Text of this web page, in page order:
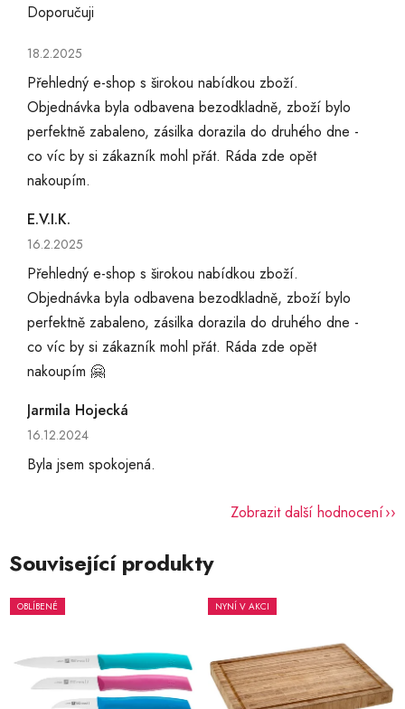
Doporučuji
Hodnocení obchodu je 5 z 5 hvězdiček.
18.2.2025
Přehledný e-shop s širokou nabídkou zboží.
Objednávka byla odbavena bezodkladně, zboží bylo
perfektně zabaleno, zásilka dorazila do druhého dne -
co víc by si zákazník mohl přát. Ráda zde opět
nakoupím.
E.V.I.K.
Hodnocení obchodu je 5 z 5 hvězdiček.
16.2.2025
Přehledný e-shop s širokou nabídkou zboží.
Objednávka byla odbavena bezodkladně, zboží bylo
perfektně zabaleno, zásilka dorazila do druhého dne -
co víc by si zákazník mohl přát. Ráda zde opět
nakoupím 🤗
Jarmila Hojecká
Hodnocení obchodu je 5 z 5 hvězdiček.
16.12.2024
Byla jsem spokojená.
Zobrazit další hodnocení
Související produkty
OBLÍBENÉ NYNÍ V AKCI